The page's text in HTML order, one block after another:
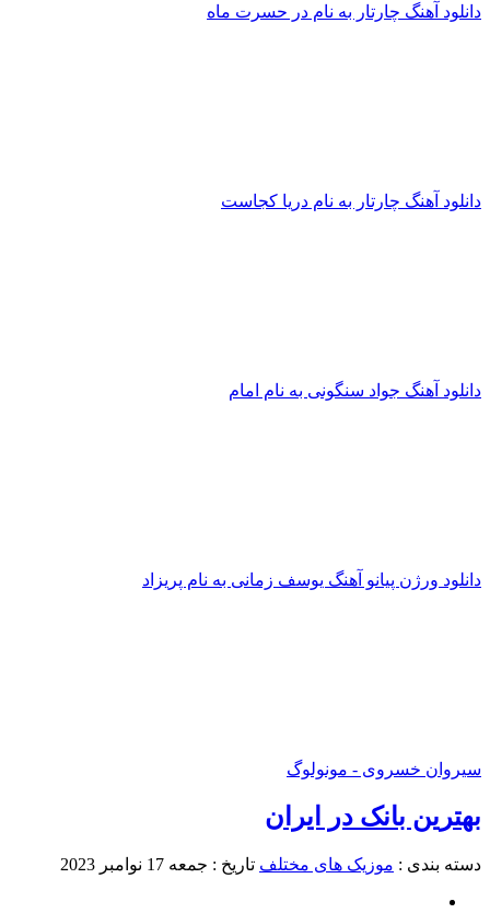
دانلود آهنگ چارتار به نام در حسرت ماه
دانلود آهنگ چارتار به نام دریا کجاست
دانلود آهنگ جواد سنگونی به نام امام
دانلود ورژن پیانو آهنگ یوسف زمانی به نام پریزاد
سیروان خسروی - مونولوگ
بهترین بانک در ایران
دسته بندی : موزیک های مختلف تاریخ : جمعه 17 نوامبر 2023